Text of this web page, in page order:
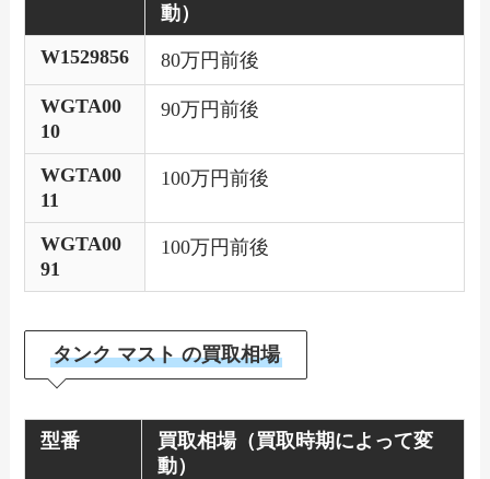
動）
W1529856
80万円前後
WGTA00
10
90万円前後
WGTA00
11
100万円前後
WGTA00
91
100万円前後
タンク マスト の買取相場
型番
買取相場（買取時期によって変
動）